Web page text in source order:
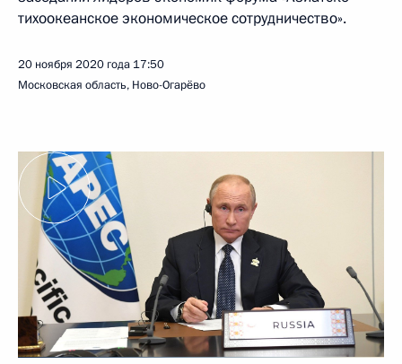
тихоокеанское экономическое сотрудничество».
20 ноября 2020 года 17:50
Московская область, Ново-Огарёво